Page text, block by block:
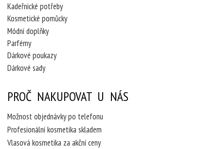
Kadeřnické potřeby
Kosmetické pomůcky
Módní doplňky
Parfémy
Dárkové poukazy
Dárkové sady
PROČ NAKUPOVAT U NÁS
Možnost objednávky po telefonu
Profesionální kosmetika skladem
Vlasová kosmetika za akční ceny